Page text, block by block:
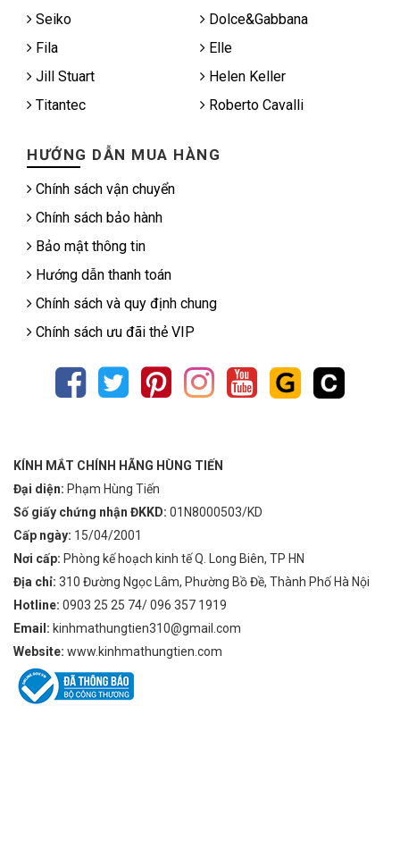
Seiko
Dolce&Gabbana
Fila
Elle
Jill Stuart
Helen Keller
Titantec
Roberto Cavalli
HƯỚNG DẪN MUA HÀNG
Chính sách vận chuyển
Chính sách bảo hành
Bảo mật thông tin
Hướng dẫn thanh toán
Chính sách và quy định chung
Chính sách ưu đãi thẻ VIP
KÍNH MẮT CHÍNH HÃNG HÙNG TIẾN
Đại diện: Phạm Hùng Tiến
Số giấy chứng nhận ĐKKD: 01N8000503/KD
Cấp ngày: 15/04/2001
Nơi cấp: Phòng kế hoạch kinh tế Q. Long Biên, TP HN
Địa chỉ: 310 Đường Ngọc Lâm, Phường Bồ Đề, Thành Phố Hà Nội
Hotline: 0903 25 25 74/ 096 357 1919
Email: kinhmathungtien310@gmail.com
Website: www.kinhmathungtien.com